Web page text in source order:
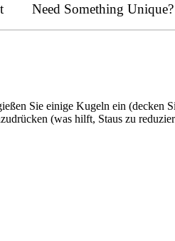
Need Something Unique?
Sie einige Kugeln ein (decken
(was hilft, Staus zu